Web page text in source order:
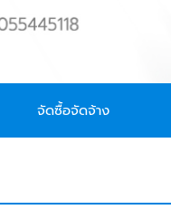
จัดซื้อจัดจ้าง